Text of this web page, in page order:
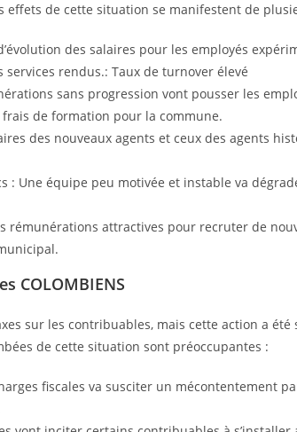
de cette situation se manifestent de
des salaires pour les employés
rendus.: Taux de turnover élevé
sans progression vont pousser les
de formation pour la commune.
des nouveaux agents et ceux des agents
: Une équipe peu motivée et instable va
rémunérations attractives pour recruter de
COLOMBIENS
sur les contribuables, mais cette action a été
de cette situation sont préoccupantes :
fiscales va susciter un mécontentement